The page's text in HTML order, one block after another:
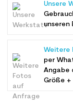
Unsere
unseren
Weitere
per
Angabe
Größe